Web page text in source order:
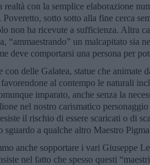
realtà con la semplice elaborazione
Poveretto, sotto sotto alla fine cerca
non ha ricevute a sufficienza. Altra
“ammaestrando” un malcapitato sia
deve comportarsi una persona per
con delle Galatea, statue che
al contempo le naturali
imparato, anche senza la
nel nostro carismatico
il rischio di essere scaricati o di
sguardo a qualche altro Maestro
anche sopportare i vari Giuseppe
nel fatto che spesso questi